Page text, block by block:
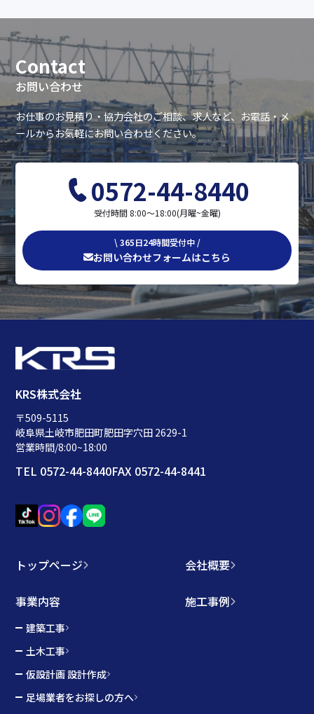
Contact
お問い合わせ
お仕事のお見積り・協力会社のご相談、求人など、お電話・メ
ールからお気軽にお問い合わせください。
0572-44-8440
受付時間 8:00〜18:00(月曜~金曜)
\ 365日24時間受付中 /
お問い合わせフォームはこちら
KRS株式会社
〒509-5115
岐阜県土岐市肥田町肥田字穴田 2629-1
営業時間/8:00~18:00
TEL 0572-44-8440FAX 0572-44-8441
トップページ 会社概要
事業内容
建築工事
土木工事
仮設計画 設計作成
足場業者をお探しの方へ
施工事例